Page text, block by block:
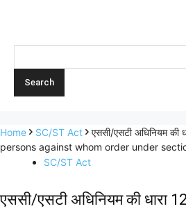
Home SC/ST Act
एससी/एसटी अधिनियम
persons against whom order under
SC/ST Act
एससी/एसटी अधिनियम की धारा